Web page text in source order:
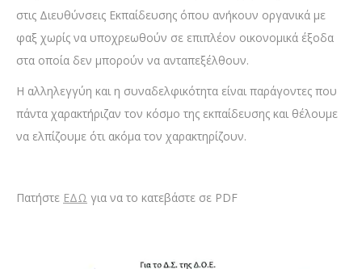
στις Διευθύνσεις Εκπαίδευσης όπου ανήκουν οργανικά με
φαξ χωρίς να υποχρεωθούν σε επιπλέον οικονομικά έξοδα
στα οποία δεν μπορούν να ανταπεξέλθουν.
Η αλληλεγγύη και η συναδελφικότητα είναι παράγοντες που
πάντα χαρακτήριζαν τον κόσμο της εκπαίδευσης και θέλουμε
να ελπίζουμε ότι ακόμα τον χαρακτηρίζουν.
Πατήστε ΕΔΩ για να το κατεβάστε σε PDF